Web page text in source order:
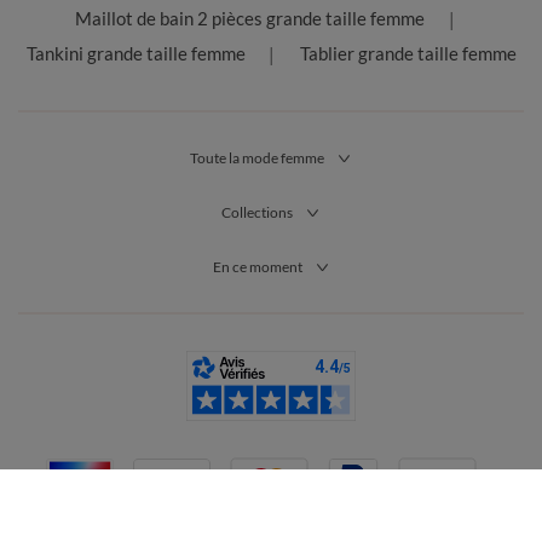
Maillot de bain 2 pièces grande taille femme
Tankini grande taille femme
Tablier grande taille femme
Toute la mode femme
Collections
En ce moment